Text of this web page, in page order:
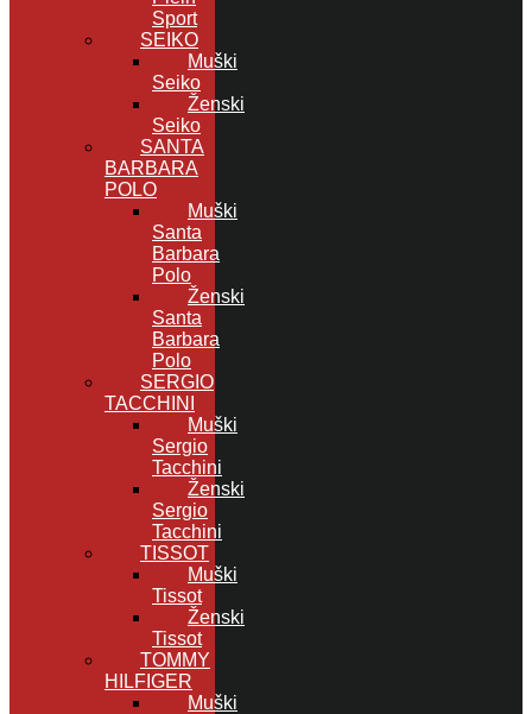
Sport
SEIKO
Muški
Seiko
Ženski
Seiko
SANTA
BARBARA
POLO
Muški
Santa
Barbara
Polo
Ženski
Santa
Barbara
Polo
SERGIO
TACCHINI
Muški
Sergio
Tacchini
Ženski
Sergio
Tacchini
TISSOT
Muški
Tissot
Ženski
Tissot
TOMMY
HILFIGER
Muški